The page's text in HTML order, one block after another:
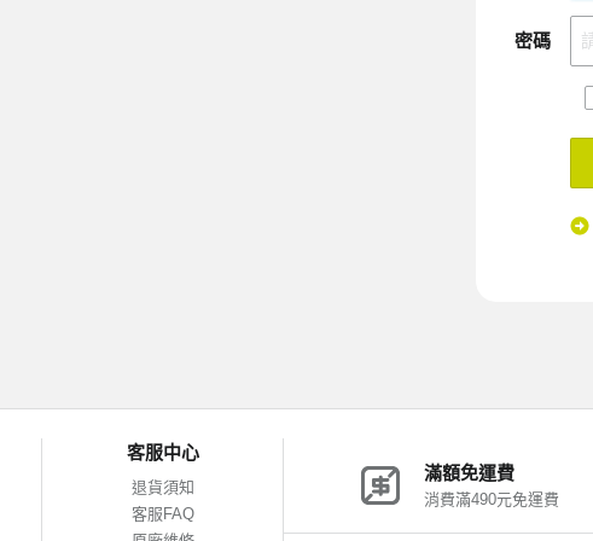
密碼
客服中心
退貨須知
客服FAQ
滿額免運費
消費滿490元免運費